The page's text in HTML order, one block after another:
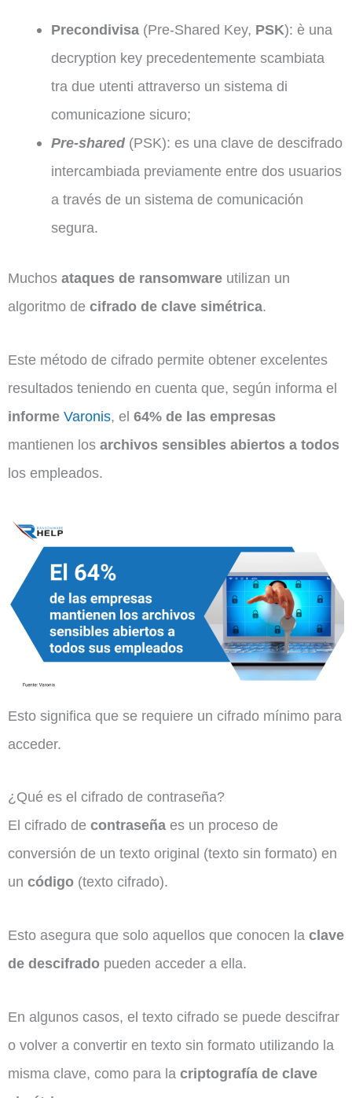
Precondivisa (Pre-Shared Key, PSK): è una
decryption key precedentemente scambiata
tra due utenti attraverso un sistema di
comunicazione sicuro;
Pre-shared (PSK): es una clave de descifrado
intercambiada previamente entre dos usuarios
a través de un sistema de comunicación
segura.
Muchos ataques de ransomware utilizan un
algoritmo de cifrado de clave simétrica.
Este método de cifrado permite obtener excelentes
resultados teniendo en cuenta que, según informa el
informe Varonis, el 64% de las empresas
mantienen los archivos sensibles abiertos a todos
los empleados.
Esto significa que se requiere un cifrado mínimo para
acceder.
¿Qué es el cifrado de contraseña?
El cifrado de contraseña es un proceso de
conversión de un texto original (texto sin formato) en
un código (texto cifrado).
Esto asegura que solo aquellos que conocen la clave
de descifrado pueden acceder a ella.
En algunos casos, el texto cifrado se puede descifrar
o volver a convertir en texto sin formato utilizando la
misma clave, como para la criptografía de clave